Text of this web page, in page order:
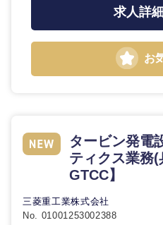
クリエイ
ティブ
コンサル
経営
政策
サービス
クリエイティブ
専門職
技術職（IT）、Webサー
技術職（モノづくり）
食品・化粧品・アパレ
メディカル・ヘルスケ
建設・不動産
倉庫・運輸・物流
小売・通販・外食
こだわり条件を入
外資系企業
転勤なし
求人詳
お
タービン発電
ティクス業務(
GTCC】
三菱重工業株式会社
No. 01001253002388